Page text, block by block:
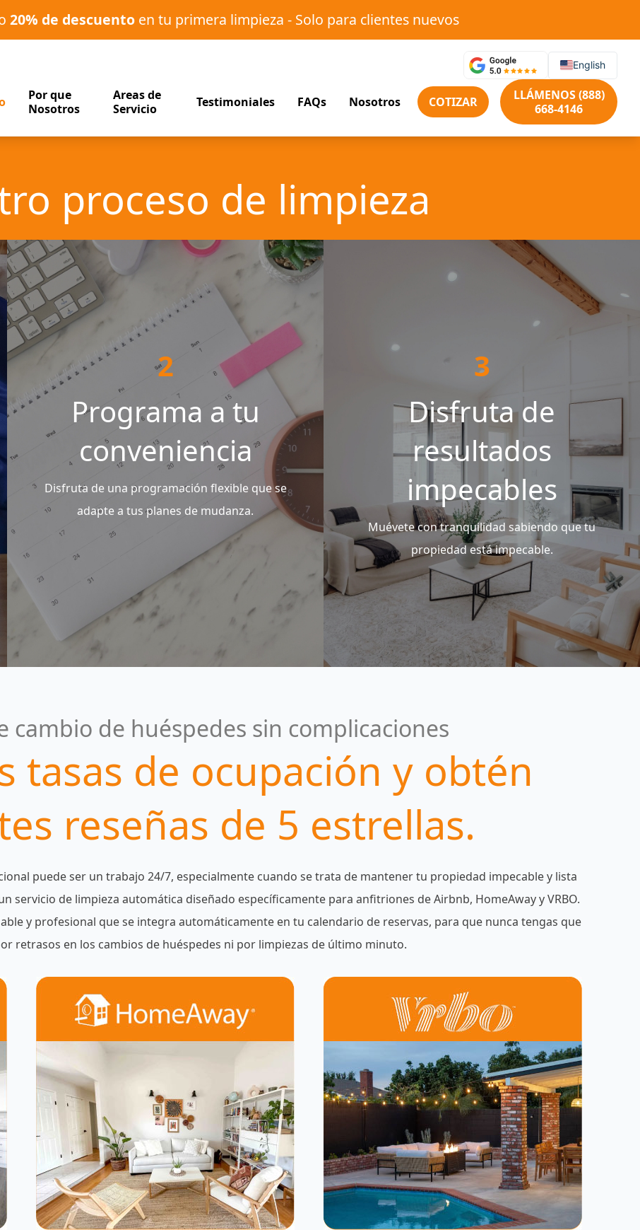
20% de descuento en tu primera limpieza - Solo para clientes nuevos
English
Por que
Nosotros
Areas de
Servicio
Testimoniales FAQs Nosotros COTIZAR
LLÁMENOS (888)
668-4146
proceso de limpieza
2
Programa a tu
conveniencia
Disfruta de una programación flexible que se
adapte a tus planes de mudanza.
3
Disfruta de
resultados
impecables
Muévete con tranquilidad sabiendo que tu
propiedad está impecable.
cambio de huéspedes sin complicaciones
tasas de ocupación y obtén
reseñas de 5 estrellas.
puede ser un trabajo 24/7, especialmente cuando se trata de mantener tu propiedad impecable y lista
servicio de limpieza automática diseñado específicamente para anfitriones de Airbnb, HomeAway y VRBO.
y profesional que se integra automáticamente en tu calendario de reservas, para que nunca tengas que
retrasos en los cambios de huéspedes ni por limpiezas de último minuto.